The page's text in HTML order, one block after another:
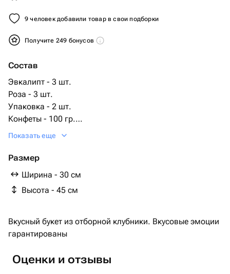
9 человек добавили товар в свои подборки
Получите 249 бонусов
Состав
Эвкалипт - 3 шт.
Роза - 3 шт.
Упаковка - 2 шт.
Конфеты - 100 гр.
отборная клубника - 600 гр.
Показать еще
Размер
Ширина - 30 см
Высота - 45 см
Вкусный букет из отборной клубники. Вкусовые эмоции
гарантированы
Оценки и отзывы